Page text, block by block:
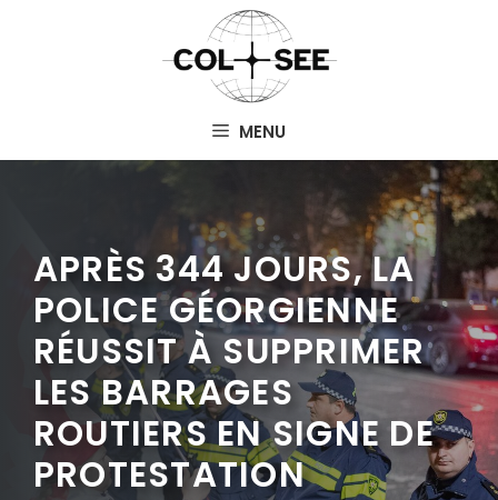
MENU
APRÈS 344 JOURS, LA
POLICE GÉORGIENNE
RÉUSSIT À SUPPRIMER
LES BARRAGES
ROUTIERS EN SIGNE DE
PROTESTATION